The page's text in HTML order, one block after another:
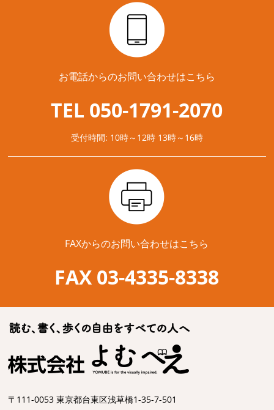
お電話からのお問い合わせはこちら
TEL 050-1791-2070
受付時間: 10時～12時 13時～16時
FAXからのお問い合わせはこちら
FAX 03-4335-8338
〒111-0053 東京都台東区浅草橋1-35-7-501